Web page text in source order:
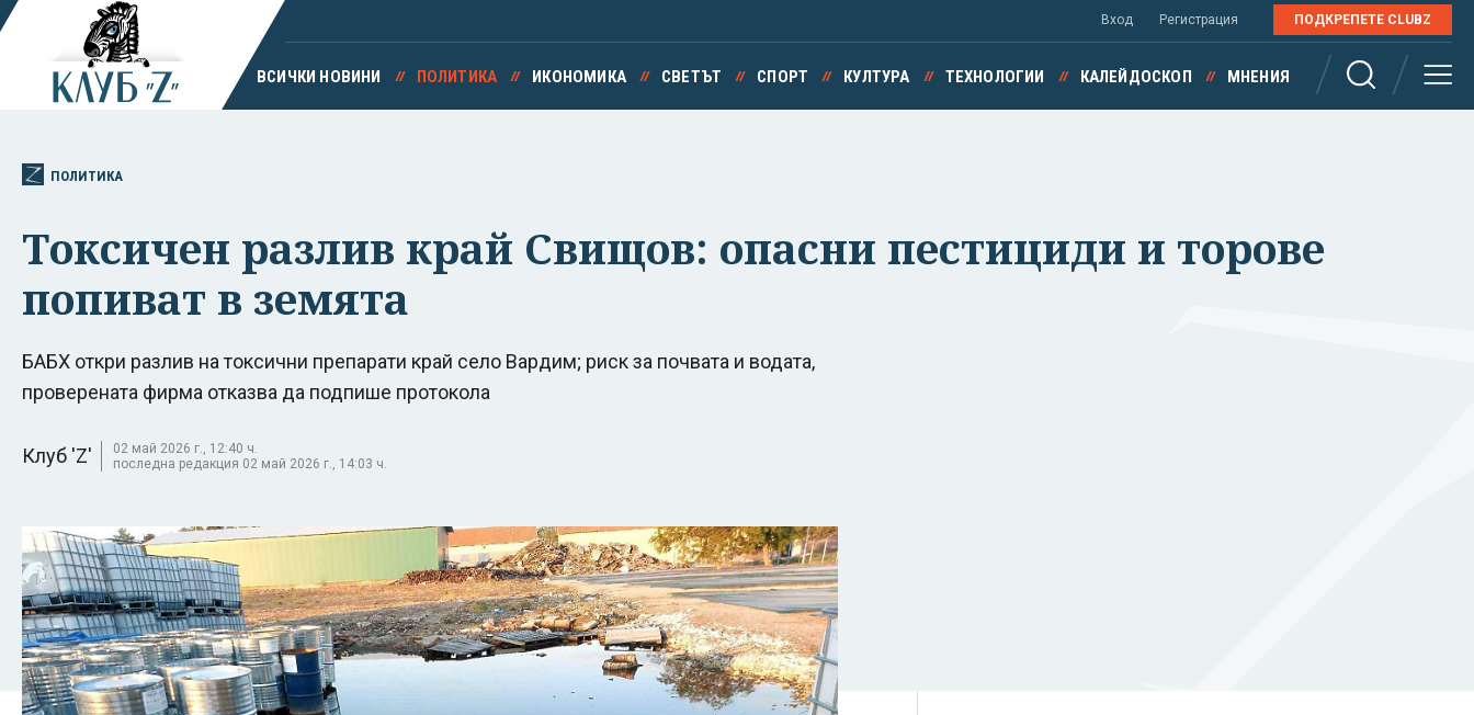
Вход Регистрация ПОДКРЕПЕТЕ CLUBZ
ВСИЧКИ НОВИНИ ПОЛИТИКА ИКОНОМИКА СВЕТЪТ СПОРТ КУЛТУРА ТЕХНОЛОГИИ КАЛЕЙДОСКОП МНЕНИЯ
ПОЛИТИКА
Токсичен разлив край Свищов: опасни пестициди и торове
попиват в земята
БАБХ откри разлив на токсични препарати край село Вардим; риск за почвата и водата,
проверената фирма отказва да подпише протокола
Клуб 'Z'
02 май 2026 г., 12:40 ч.
последна редакция 02 май 2026 г., 14:03 ч.